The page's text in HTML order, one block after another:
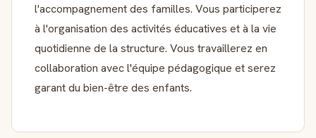
l'accompagnement des familles. Vous participerez
à l'organisation des activités éducatives et à la vie
quotidienne de la structure. Vous travaillerez en
collaboration avec l'équipe pédagogique et serez
garant du bien-être des enfants.